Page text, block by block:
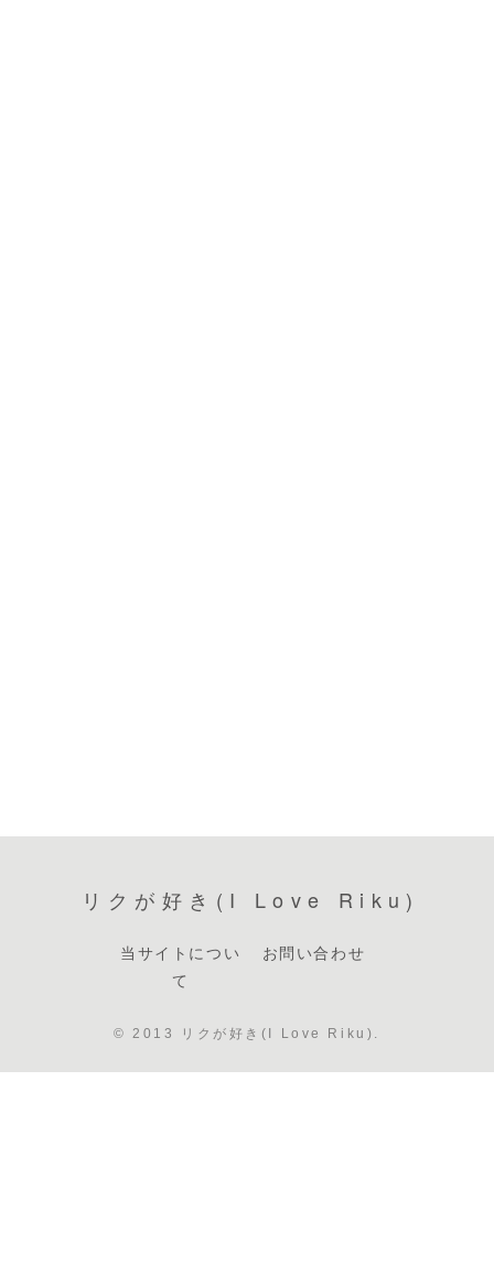
リクが好き(I Love Riku)
当サイトについ
て
お問い合わせ
© 2013 リクが好き(I Love Riku).